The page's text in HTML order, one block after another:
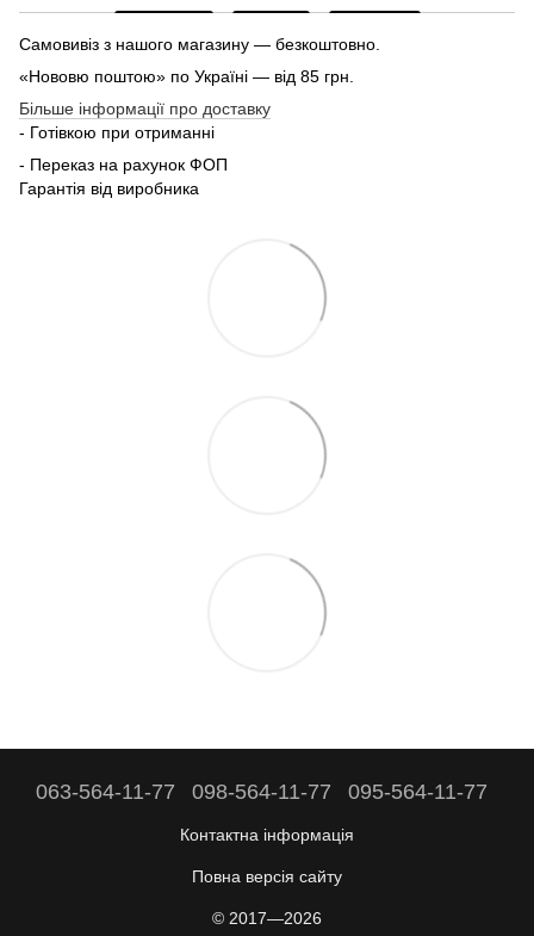
Самовивіз з нашого магазину — безкоштовно.
«Нововю поштою» по Україні — від 85 грн.
Більше інформації про доставку
- Готівкою при отриманні
- Переказ на рахунок ФОП
Гарантія від виробника
063-564-11-77 098-564-11-77 095-564-11-77
Контактна інформація
Повна версія сайту
© 2017—2026